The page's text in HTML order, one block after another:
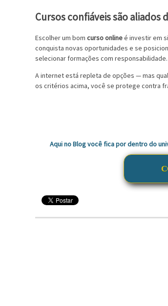
Cursos confiáveis são aliados
Escolher um bom curso onlineé investir em
conquista novas oportunidades e se
selecionar formações com responsabilidade.
A internet está repleta de opções — mas
os critérios acima, você se protege contra
Aqui no Blog você fica por dentro do